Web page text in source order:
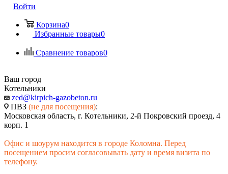
Войти
Корзина0
Избранные товары0
Сравнение товаров0
Ваш город
Котельники
zed@kirpich-gazobeton.ru
ПВЗ (не для посещения):
Московская область, г. Котельники, 2-й Покровский проезд, 4
корп. 1
Офис и шоурум находится в городе Коломна. Перед
посещением просим согласовывать дату и время визита по
телефону.